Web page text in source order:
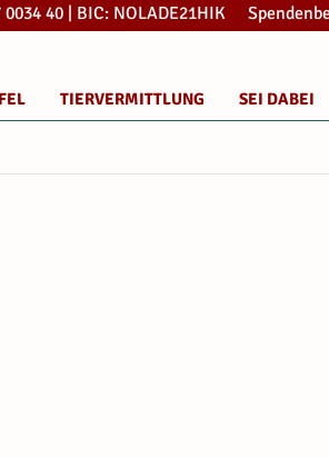
0034 40 | BIC: NOLADE21HIK
TIERVERMITTLUNG SEI DABEI